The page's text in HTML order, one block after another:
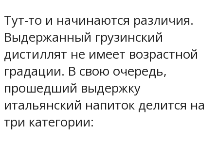
Тут-то и начинаются различия.
Выдержанный грузинский
дистиллят не имеет возрастной
градации. В свою очередь,
прошедший выдержку
итальянский напиток делится на
три категории: